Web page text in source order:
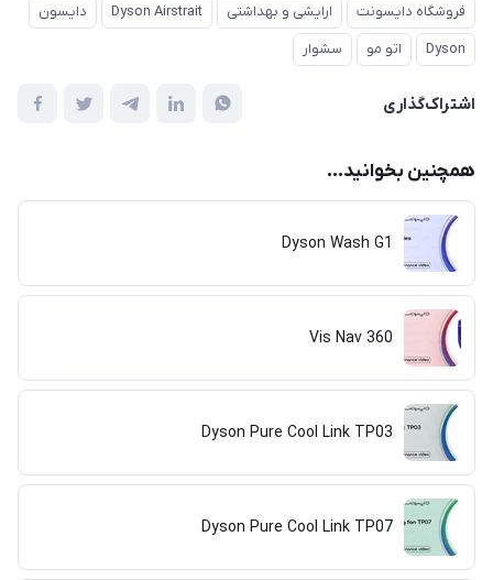
فروشگاه دایسونت
ارایشی و بهداشتی Dyson Airstrait
دایسون
Dyson
اتو مو سشوار
اشتراک‌گذاری
همچنین بخوانید...
Dyson Wash G1
360 Vis Nav
Dyson Pure Cool Link TP03
Dyson Pure Cool Link TP07